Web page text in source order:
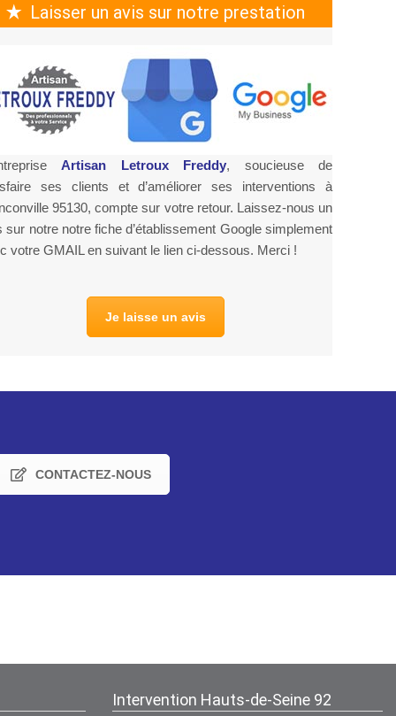
Laisser un avis sur notre prestation
Artisan Letroux Freddy, soucieuse de
ses clients et d’améliorer ses interventions à
95130, compte sur votre retour. Laissez-nous un
sur notre notre fiche d’établissement Google simplement
votre GMAIL en suivant le lien ci-dessous. Merci !
Je laisse un avis
CONTACTEZ-NOUS
Intervention Hauts-de-Seine 92